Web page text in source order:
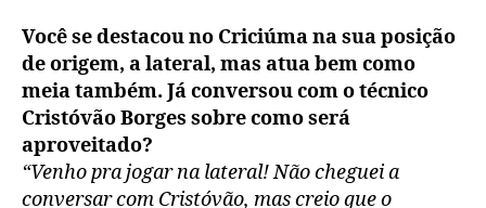
Você se destacou no Criciúma na sua posição
de origem, a lateral, mas atua bem como
meia também. Já conversou com o técnico
Cristóvão Borges sobre como será
aproveitado?
“Venho pra jogar na lateral! Não cheguei a
conversar com Cristóvão, mas creio que o